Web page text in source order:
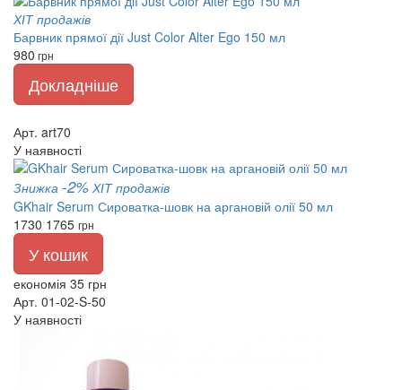
ХІТ продажів
Барвник прямої дії Just Color Alter Ego 150 мл
980 грн
Докладніше
Арт. art70
У наявності
Знижка -2% ХІТ продажів
GKhair Serum Сироватка-шовк на аргановій олії 50 мл
1730 1765 грн
У кошик
економія 35 грн
Арт. 01-02-S-50
У наявності